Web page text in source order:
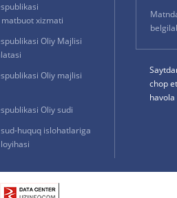
xizmati
Oliy Majlisi
Oliy majlisi
Oliy sudi
huquq islohatlariga
chop